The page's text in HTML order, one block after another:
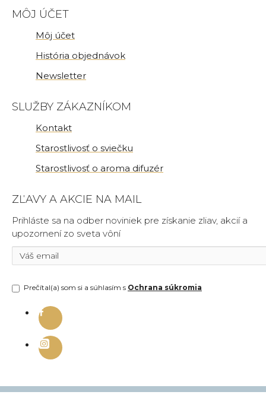
MÔJ ÚČET
Môj účet
História objednávok
Newsletter
SLUŽBY ZÁKAZNÍKOM
Kontakt
Starostlivosť o sviečku
Starostlivosť o aroma difuzér
ZĽAVY A AKCIE NA MAIL
Prihláste sa na odber noviniek pre získanie zliav, akcií a
upozornení zo sveta vôní
Prečítal(a) som si a súhlasím s Ochrana súkromia